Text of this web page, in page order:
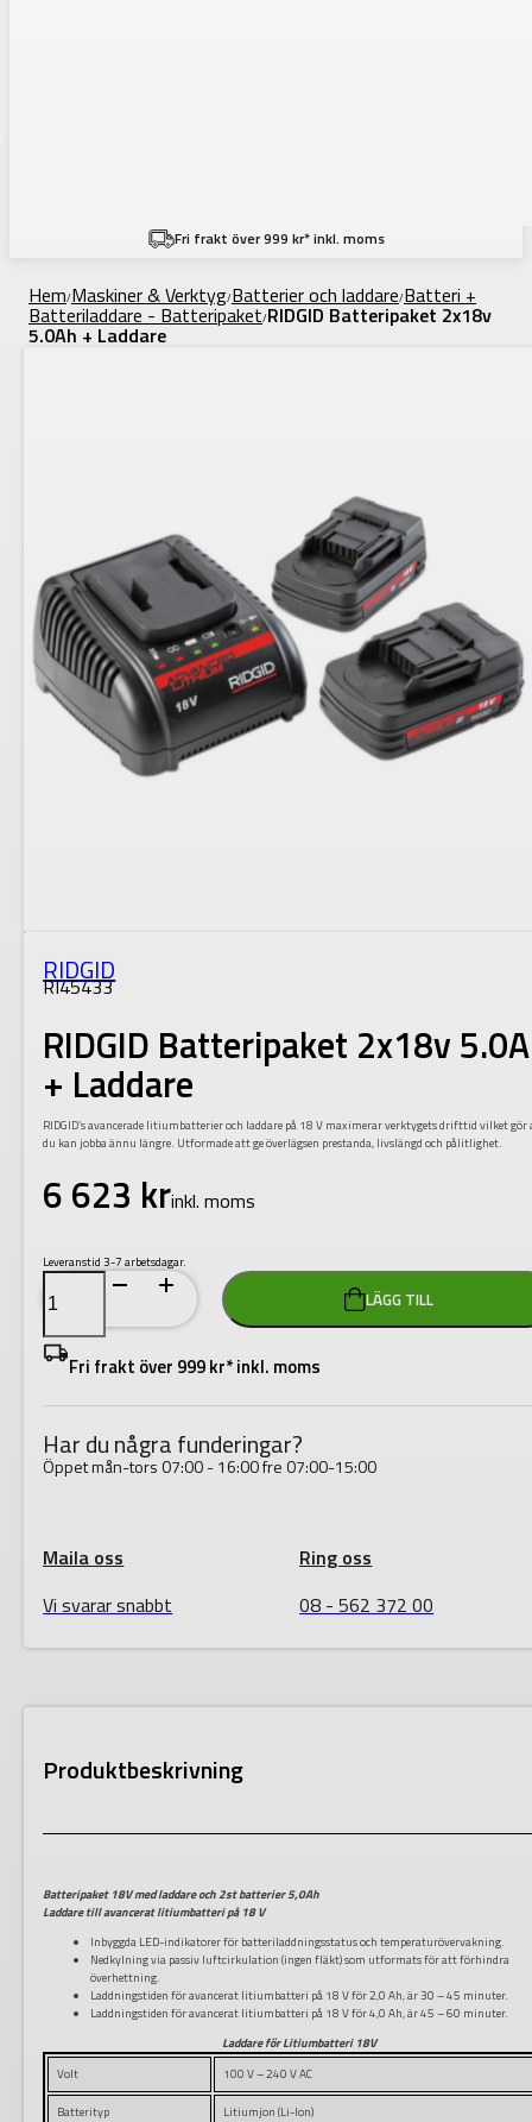
Fri frakt över 999 kr* inkl. moms
Hem/Maskiner & Verktyg/Batterier och laddare/Batteri +
Batteriladdare - Batteripaket/RIDGID Batteripaket 2x18v
5.0Ah + Laddare
RIDGID
RI45433
RIDGID Batteripaket 2x18v
+ Laddare
RIDGID’s avancerade litiumbatterier och laddare på 18 V maximerar verktygets drifttid vilket
du kan jobba ännu längre. Utformade att ge överlägsen prestanda, livslängd och pålitlighet.
6 623 krinkl. moms
Leveranstid 3-7 arbetsdagar.
RIDGID
Batteripaket
2x18v
5.0Ah
+
Laddare
LÄGG TILL
Fri frakt över 999 kr* inkl. moms
Har du några funderingar?
Öppet mån-tors 07:00 - 16:00 fre 07:00-15:00
Maila oss
Vi svarar snabbt
Ring oss
08 - 562 372 00
Produktbeskrivning
Batteripaket 18V med laddare och 2st batterier 5,0Ah
Laddare till avancerat litiumbatteri på 18 V
Inbyggda LED-indikatorer för batteriladdningsstatus och temperaturövervakning.
Nedkylning via passiv luftcirkulation (ingen fläkt) som utformats för att förhindra
överhettning.
Laddningstiden för avancerat litiumbatteri på 18 V för 2,0 Ah, är 30 – 45 minuter.
Laddningstiden för avancerat litiumbatteri på 18 V för 4,0 Ah, är 45 – 60 minuter.
Laddare för Litiumbatteri 18V
Volt
100 V – 240 V AC
Batterityp Litiumjon (Li-Ion)